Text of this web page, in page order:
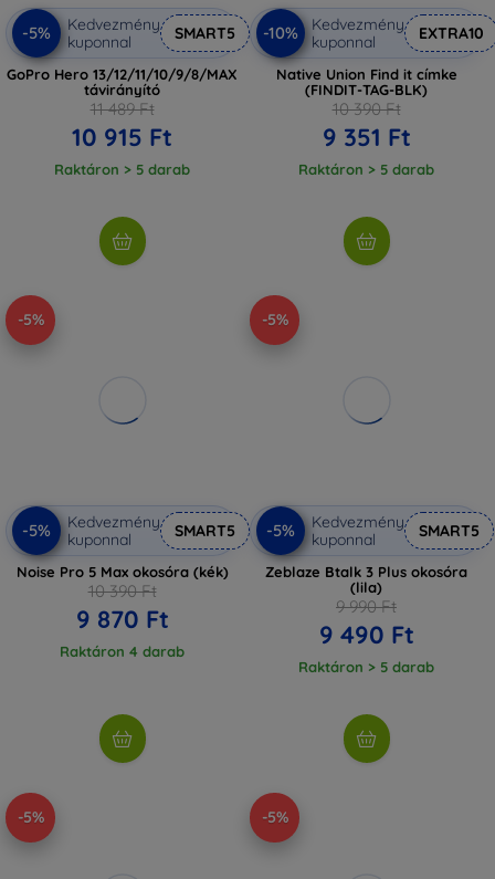
-5%
Kedvezmény
kuponnal
SMART5
GoPro Hero 13/12/11/10/9/8/MAX
távirányító
11 489 Ft
10 915 Ft
Raktáron > 5 darab
-10%
Kedvezmény
kuponnal
EXTRA10
Native Union Find it címke
(FINDIT-TAG-BLK)
10 390 Ft
9 351 Ft
Raktáron > 5 darab
-5%
-5%
Kedvezmény
kuponnal
SMART5
Noise Pro 5 Max okosóra (kék)
10 390 Ft
9 870 Ft
Raktáron 4 darab
-5%
-5%
Kedvezmény
kuponnal
SMART5
Zeblaze Btalk 3 Plus okosóra
(lila)
9 990 Ft
9 490 Ft
Raktáron > 5 darab
-5% -5%